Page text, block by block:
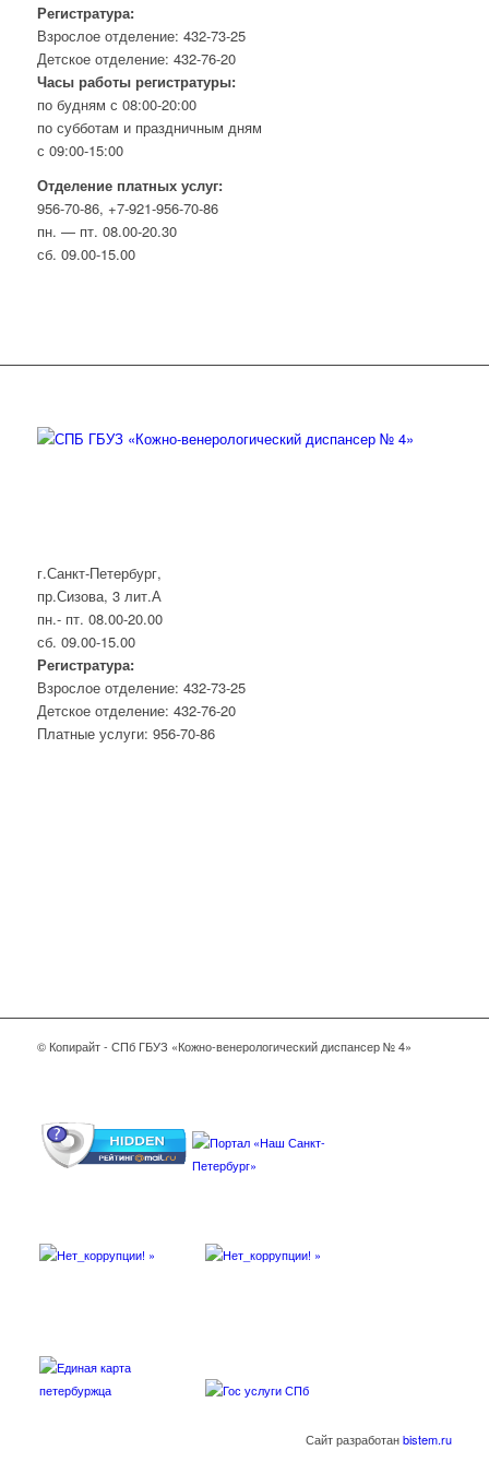
Регистратура:
Взрослое отделение: 432-73-25
Детское отделение: 432-76-20
Часы работы регистратуры:
по будням с 08:00-20:00
по субботам и праздничным дням
с 09:00-15:00
Отделение платных услуг:
956-70-86, +7-921-956-70-86
пн. — пт. 08.00-20.30
сб. 09.00-15.00
г.Санкт-Петербург,
пр.Сизова, 3 лит.А
пн.- пт. 08.00-20.00
сб. 09.00-15.00
Регистратура:
Взрослое отделение: 432-73-25
Детское отделение: 432-76-20
Платные услуги: 956-70-86
© Копирайт - СПб ГБУЗ «Кожно-венерологический диспансер № 4»
Сайт разработанbistem.ru